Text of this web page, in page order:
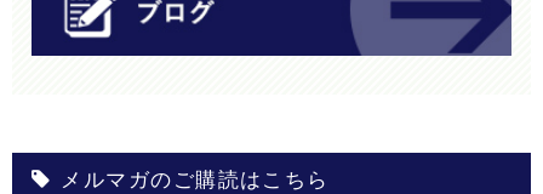
メルマガのご購読はこちら